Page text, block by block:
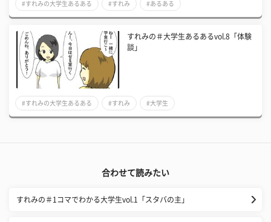
#すれみの大学生あるある #すれみ #あるある
すれみの＃大学生あるあるvol.8「体験
談」
#すれみの大学生あるある #すれみ #大学生
合わせて読みたい
すれみの＃1コマでわかる大学生vol.1「スタバの主」